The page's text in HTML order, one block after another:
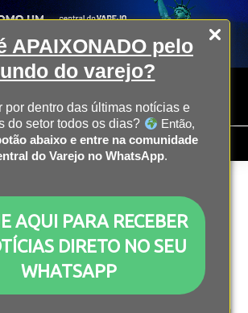
APAIXONADO pelo
do varejo?
por dentro das últimas notícias e
do setor todos os dias?
Então,
abaixo e entre na comunidade
do Varejo no WhatsApp.
AQUI PARA RECEBER
DIRETO NO SEU
WHATSAPP
tagged "e-commerce"
2 anos atrás
estratégia melhora taxa de
de negócios
2 anos atrás